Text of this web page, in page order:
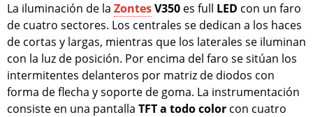
La iluminación de la ZontesV350 es full LED con un faro
de cuatro sectores. Los centrales se dedican a los haces
de cortas y largas, mientras que los laterales se iluminan
con la luz de posición. Por encima del faro se sitúan los
intermitentes delanteros por matriz de diodos con
forma de flecha y soporte de goma. La instrumentación
consiste en una pantalla TFT a todo color con cuatro